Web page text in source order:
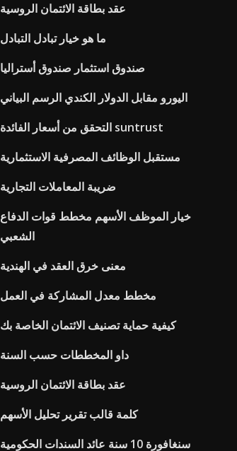
عقد بطاقة الائتمان الروسية
ما هو خيار تبادل التبادل
صندوق استثمار صندوق أستراليا
اليورو مقابل الدولار الكندي الرسم البياني
التحقق من أسعار الفائدة suntrust
مستقبل الوظائف المصرفية الاستثمارية
ضريبة المعاملات التجارية
خيار الموظف الأسهم مخطط قوات الدفاع
الشعبي
معنى خرق العقد في الهندية
مخطط معدل المشاركة في العمل
كيفية حماية تصنيف الائتمان الخاصة بك
داو المخططات حسب السنة
عقد بطاقة الائتمان الروسية
كلمة قالب تقرير تحليل الأسهم
سنغافورة 10 سنة عائد السندات الحكومية